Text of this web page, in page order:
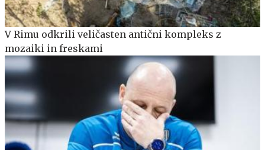
V Rimu odkrili veličasten antični kompleks z
mozaiki in freskami